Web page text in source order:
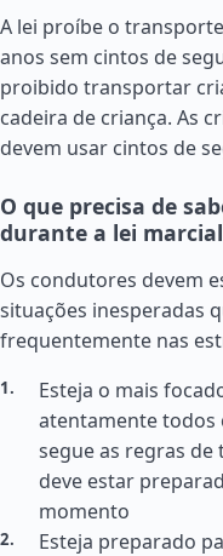
A lei proíbe o
anos sem cintos de
proibido transportar
cadeira de criança. As
devem usar cintos de
O que precisa de
durante a lei marcial
Os condutores devem
situações inesperadas
frequentemente nas
Esteja o mais
atentamente todos
segue as regras
deve estar
momento
Esteja preparado